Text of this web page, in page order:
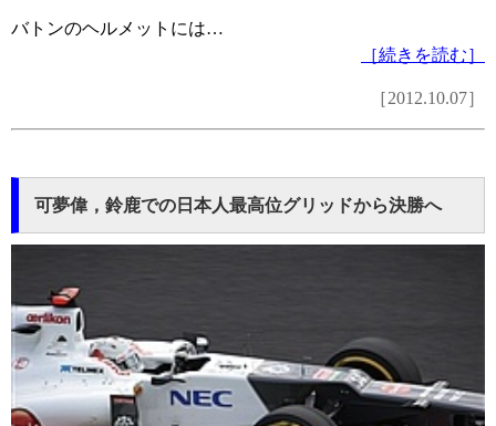
バトンのヘルメットには…
［続きを読む］
［2012.10.07］
可夢偉，鈴鹿での日本人最高位グリッドから決勝へ